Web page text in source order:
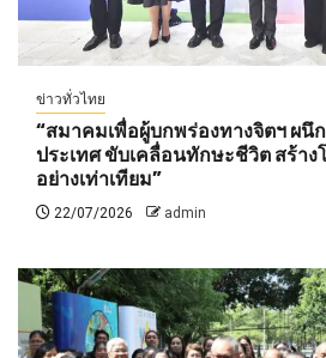
ข่าวทั่วไทย
“สมาคมเพื่อผู้บกพร่องทางจิตฯ ผนึ
ประเทศ ขับเคลื่อนทักษะชีวิต สร้าง
อย่างเท่าเทียม”
22/07/2026 admin